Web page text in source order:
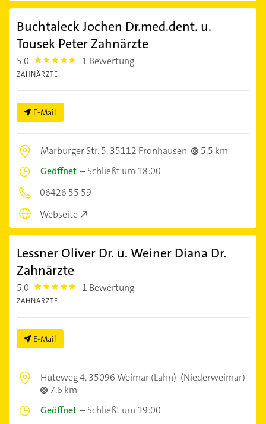
Buchtaleck Jochen Dr.med.dent. u.
Tousek Peter Zahnärzte
5,0 5.0 1 Bewertung
ZAHNÄRZTE
E-Mail
Marburger Str. 5,35112 Fronhausen
5,5 km
Geöffnet –Schließt um 18:00
06426 55 59
Webseite
Lessner Oliver Dr. u. Weiner Diana Dr.
Zahnärzte
5,0 5.0 1 Bewertung
ZAHNÄRZTE
E-Mail
Huteweg 4,35096 Weimar (Lahn) (Niederweimar)
7,6 km
Geöffnet –Schließt um 19:00